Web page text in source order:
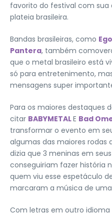
favorito do festival com sua
plateia brasileira.
Bandas brasileiras, como
Pantera, também
que o metal brasileiro está
só para entretenimento,
mensagens super
Para os maiores destaques
citar BABYMETALE Bad
transformar o evento em
algumas das maiores rodas
dizia que 3 meninas em
conseguiriam fazer história
quem viu esse espetáculo
marcaram a música de
Com letras em outro